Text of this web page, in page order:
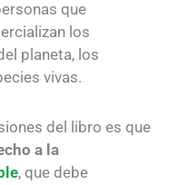
que
los
planeta, los
vivas.
del libro es que
a la
, que debe